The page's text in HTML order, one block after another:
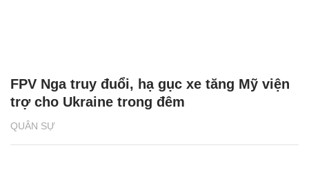
QUÂN SỰ
FPV Nga truy đuổi, hạ gục xe tăng Mỹ viện
trợ cho Ukraine trong đêm